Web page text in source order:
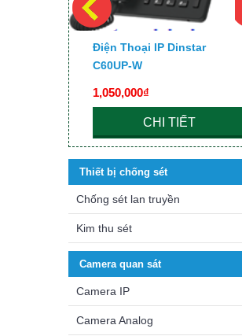
Điện Thoại IP Dinstar
C60UP-W
1,050,000₫
CHI TIẾT
Thiết bị chống sét
Chống sét lan truyền
Kim thu sét
Camera quan sát
Camera IP
Camera Analog